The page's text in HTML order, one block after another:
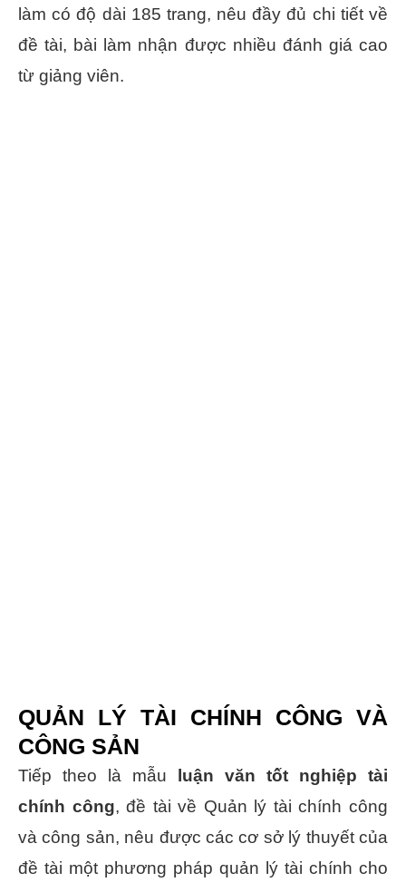
làm có độ dài 185 trang, nêu đầy đủ chi tiết về
đề tài, bài làm nhận được nhiều đánh giá cao
từ giảng viên.
QUẢN LÝ TÀI CHÍNH CÔNG VÀ
CÔNG SẢN
Tiếp theo là mẫu
luận văn tốt nghiệp tài
chính công, đề tài về Quản lý tài chính công
và công sản, nêu được các cơ sở lý thuyết của
đề tài một phương pháp quản lý tài chính cho